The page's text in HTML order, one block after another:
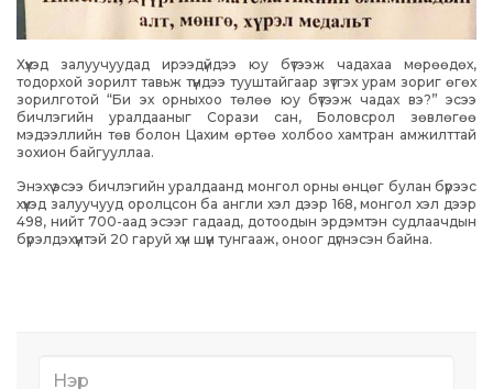
Хүүхэд залуучуудад ирээдүйдээ юу бүтээж чадахаа мөрөөдөх,
тодорхой зорилт тавьж түүндээ тууштайгаар зүтгэх урам зориг өгөх
зорилготой “Би эх орныхоо төлөө юу бүтээж чадах вэ?” эсээ
бичлэгийн уралдааныг Сорази сан, Боловсрол зөвлөгөө
мэдээллийн төв болон Цахим өртөө холбоо хамтран амжилттай
зохион байгууллаа.
Энэхүү эсээ бичлэгийн уралдаанд монгол орны өнцөг булан бүрээс
хүүхэд залуучууд оролцсон ба англи хэл дээр 168, монгол хэл дээр
498, нийт 700-аад эсээг гадаад, дотоодын эрдэмтэн судлаачдын
бүрэлдэхүүнтэй 20 гаруй хүн шүүн тунгааж, оноог дүгнэсэн байна.